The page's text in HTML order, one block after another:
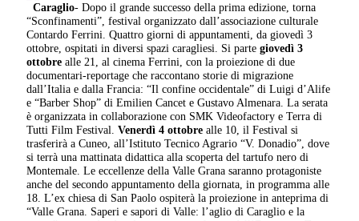
Caraglio- Dopo il grande successo della prima edizione, torna
“Sconfinamenti”, festival organizzato dall’associazione culturale
Contardo Ferrini. Quattro giorni di appuntamenti, da giovedì 3
ottobre, ospitati in diversi spazi caragliesi. Si partegiovedì 3
ottobre alle 21, al cinema Ferrini, con la proiezione di due
documentari-reportage che raccontano storie di migrazione
dall’Italia e dalla Francia: “Il confine occidentale” di Luigi d’Alife
e “Barber Shop” di Emilien Cancet e Gustavo Almenara. La serata
è organizzata in collaborazione con SMK Videofactory e Terra di
Tutti Film Festival.Venerdì 4 ottobre alle 10, il Festival si
trasferirà a Cuneo, all’Istituto Tecnico Agrario “V. Donadio”, dove
si terrà una mattinata didattica alla scoperta del tartufo nero di
Montemale. Le eccellenze della Valle Grana saranno protagoniste
anche del secondo appuntamento della giornata, in programma alle
18. L’ex chiesa di San Paolo ospiterà la proiezione in anteprima di
“Valle Grana. Saperi e sapori di Valle: l’aglio di Caraglio e la